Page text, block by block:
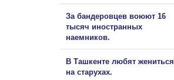
За бандеровцев воюют 16
тысяч иностранных
наемников.
В Ташкенте любят жениться
на старухах.